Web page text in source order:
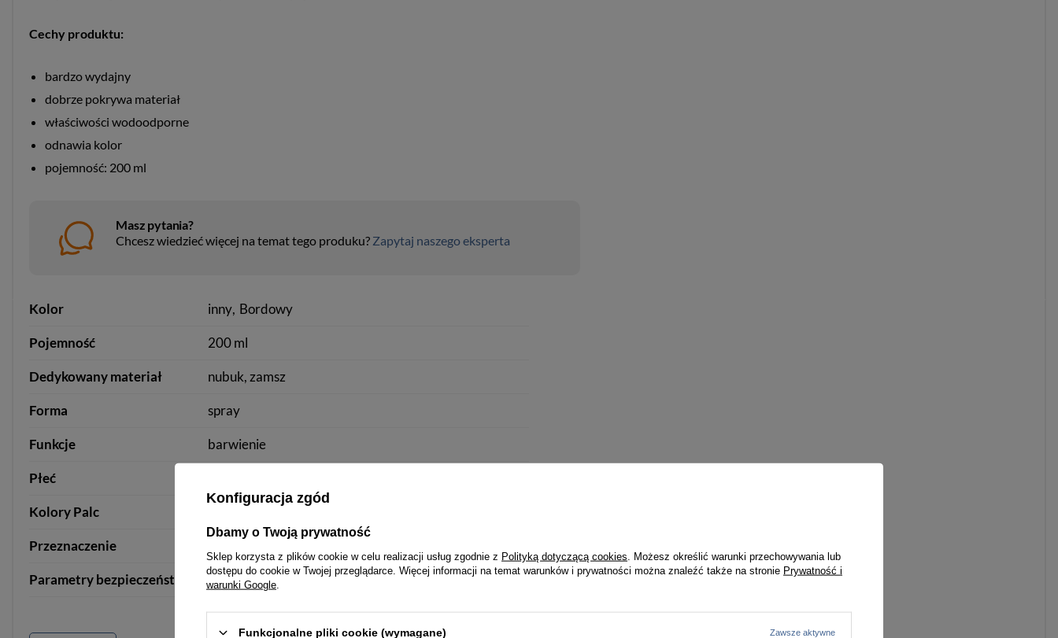
Cechy produktu:
bardzo wydajny
dobrze pokrywa materiał
właściwości wodoodporne
odnawia kolor
pojemność: 200 ml
Masz pytania?
Chcesz wiedzieć więcej na temat tego produku? Zapytaj naszego eksperta
Kolor inny Bordowy
Pojemność 200 ml
Dedykowany materiał nubuk, zamsz
Forma spray
Funkcje barwienie
Płeć
Kolory Palc
Przeznaczenie
Parametry bezpieczeństwa Parametry bezpieczeństwa
Konfiguracja zgód
Dbamy o Twoją prywatność
Sklep korzysta z plików cookie w celu realizacji usług zgodnie z Polityką dotyczącą cookies . Możesz określić warunki przechowywania lub
dostępu do cookie w Twojej przeglądarce. Więcej informacji na temat warunków i prywatności można znaleźć także na stronie Prywatność i
warunki Google
Funkcjonalne pliki cookie (wymagane) Zawsze aktywne